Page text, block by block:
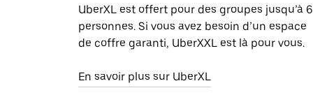
UberXL est offert pour des groupes jusqu’à 6
personnes. Si vous avez besoin d’un espace
de coffre garanti, UberXXL est là pour vous.
En savoir plus sur UberXL